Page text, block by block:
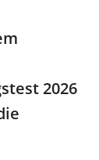
2026